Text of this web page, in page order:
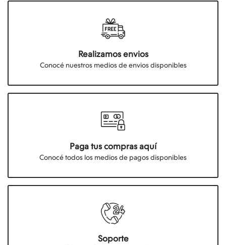
Realizamos envios
Conocé nuestros medios de envios disponibles
Paga tus compras aquí
Conocé todos los medios de pagos disponibles
Soporte